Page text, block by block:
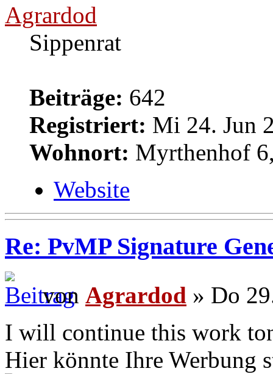
Agrardod
Sippenrat
Beiträge: 642
Registriert: Mi 24. Jun
Wohnort: Myrthenhof
Website
Re: PvMP Signature
von Agrardod » Do
I will continue this work
Hier könnte Ihre Werbung